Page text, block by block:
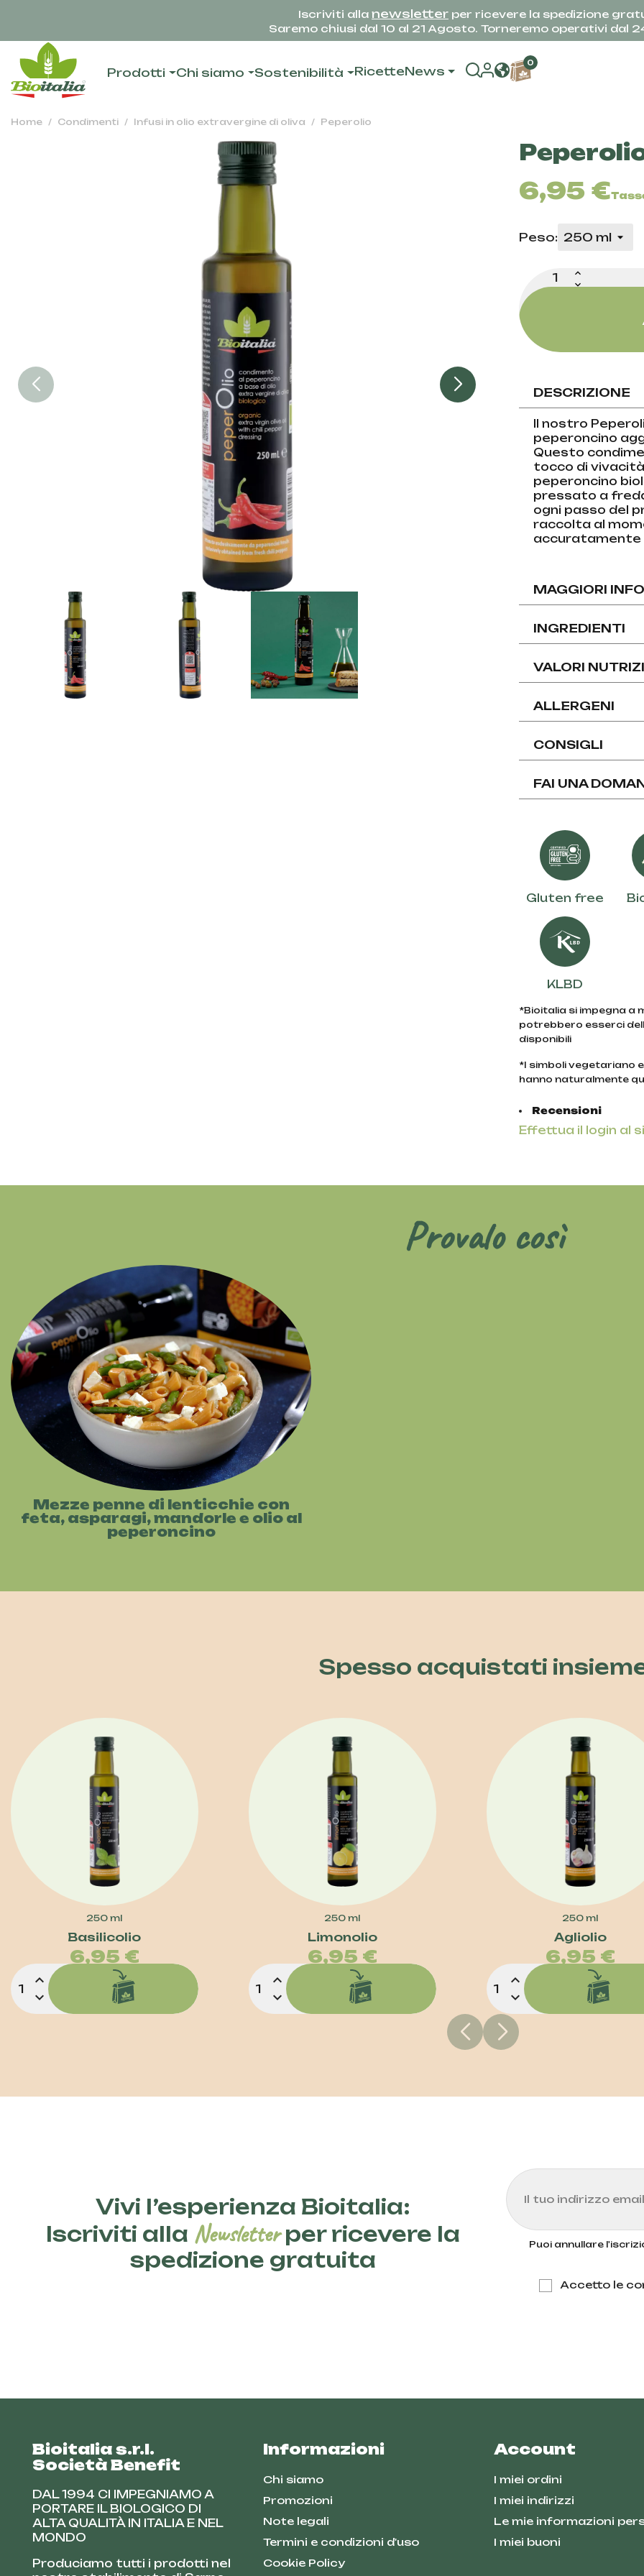
Iscriviti alla newsletter per ricevere la spedizione
Saremo chiusi dal 10 al 21 Agosto. Torneremo operativi dal
Prodotti Chi siamo Sostenibilità RicetteNews
0
Home Condimenti Infusi in olio extravergine di oliva Peperolio
6,95 €
Peso:
DESCRIZIONE
Il nostro
peperoncino
Questo
tocco di
peperoncino
pressato a
ogni passo del
raccolta al
MAGGIORI
INGREDIENTI
VALORI
ALLERGENI
CONSIGLI
FAI UNA
Gluten free
KLBD
*Bioitalia si impegna a
potrebbero esserci
disponibili
*I simboli vegetariano
hanno naturalmente
Recensioni
Effettua il login al
Provalo così
Mezze penne di lenticchie con
feta, asparagi, mandorle e olio al
peperoncino
Spesso acquistati
250 ml
Basilicolio
Prezzo
6,95 €
expand_less
expand_more
250 ml
Limonolio
Prezzo
6,95 €
expand_less
expand_more
250 ml
Agliolio
6,95 €
expand_less
expand_more
Vivi l’esperienza Bioitalia:
Iscriviti alla Newsletterper ricevere la
spedizione gratuita
Puoi annullare
Accetto le
Bioitalia s.r.l.
Società Benefit
DAL 1994 CI IMPEGNIAMO A
PORTARE IL BIOLOGICO DI
ALTA QUALITÀ IN ITALIA E NEL
MONDO
Produciamo tutti i prodotti nel
Informazioni
Chi siamo
Promozioni
Note legali
Termini e condizioni d'uso
Cookie Policy
Account
I miei ordini
I miei indirizzi
Le mie informazioni
I miei buoni